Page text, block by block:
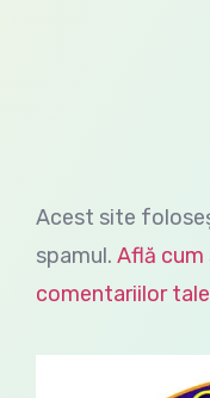
Acest site
spamul. Află
comentariilor tale